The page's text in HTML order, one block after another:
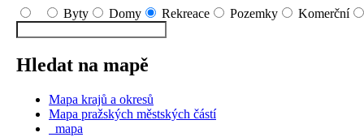
Byty Domy Rekreace Pozemky Komerční
Hledat na mapě
Mapa krajů a okresů
Mapa pražských městských částí
mapa